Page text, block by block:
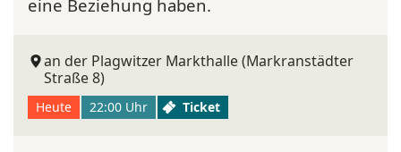
eine Beziehung haben.
an der Plagwitzer Markthalle (Markranstädter
Straße 8)
Heute 22:00 Uhr Ticket